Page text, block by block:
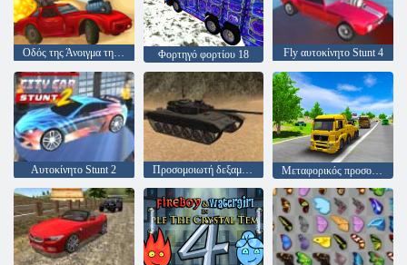
Οδός της Άνοιγμα της Φούρης Φορτηγό φορτίου 18 Fly αυτοκίνητο Stunt 4
Αυτοκίνητο Stunt 2 Προσομοιωτή δεξαμενών Μεταφορικός προσομοιωτής μεταφοράς